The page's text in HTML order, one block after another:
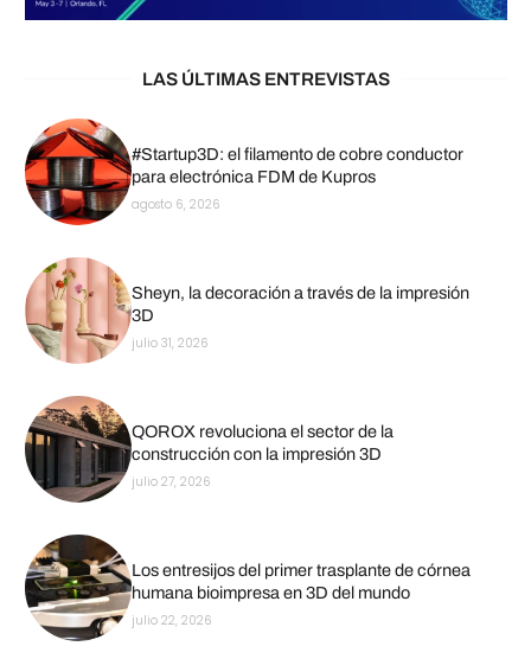
LAS ÚLTIMAS ENTREVISTAS
#Startup3D: el filamento de cobre conductor
para electrónica FDM de Kupros
agosto 6, 2026
Sheyn, la decoración a través de la impresión
3D
julio 31, 2026
QOROX revoluciona el sector de la
construcción con la impresión 3D
julio 27, 2026
Los entresijos del primer trasplante de córnea
humana bioimpresa en 3D del mundo
julio 22, 2026